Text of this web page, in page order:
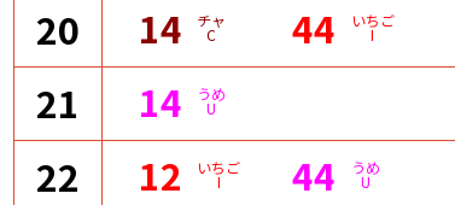
20 14 チャ
C 44 いちご
I
21 14 うめ
U
22 12 いちご
I 44 うめ
U